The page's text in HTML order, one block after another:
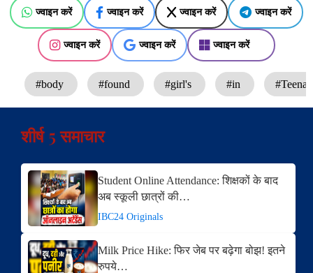
ज्वाइन करें ज्वाइन करें ज्वाइन करें ज्वाइन करें
ज्वाइन करें ज्वाइन करें ज्वाइन करें
#body #found #girl's #in
शीर्ष 5 समाचार
Student Online Attendance: शिक्षकों के बाद
अब स्कूली छात्रों की…
IBC24 Originals
Milk Price Hike: फिर जेब पर बढ़ेगा बोझ! इतने
रुपये…